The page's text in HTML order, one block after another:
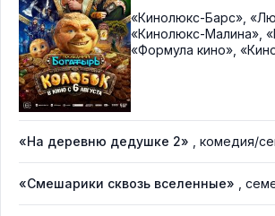
«Кинолюкс-Барс»,
«Кинолюкс-Малина»,
«Формула кино»,
«На деревню дедушке 2» , комедия/
«Смешарики сквозь вселенные» ,